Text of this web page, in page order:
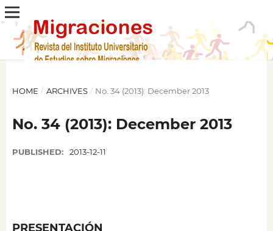
HOME / ARCHIVES / No. 34 (2013): December 2013
No. 34 (2013): December 2013
PUBLISHED: 2013-12-11
PRESENTACIÓN